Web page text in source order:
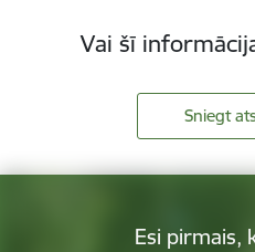
Vai šī
Sniegt
Esi pirmais,